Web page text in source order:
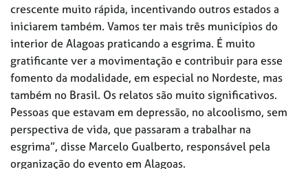
crescente muito rápida, incentivando outros estados a
iniciarem também. Vamos ter mais três municípios do
interior de Alagoas praticando a esgrima. É muito
gratificante ver a movimentação e contribuir para esse
fomento da modalidade, em especial no Nordeste, mas
também no Brasil. Os relatos são muito significativos.
Pessoas que estavam em depressão, no alcoolismo, sem
perspectiva de vida, que passaram a trabalhar na
esgrima”, disse Marcelo Gualberto, responsável pela
organização do evento em Alagoas.